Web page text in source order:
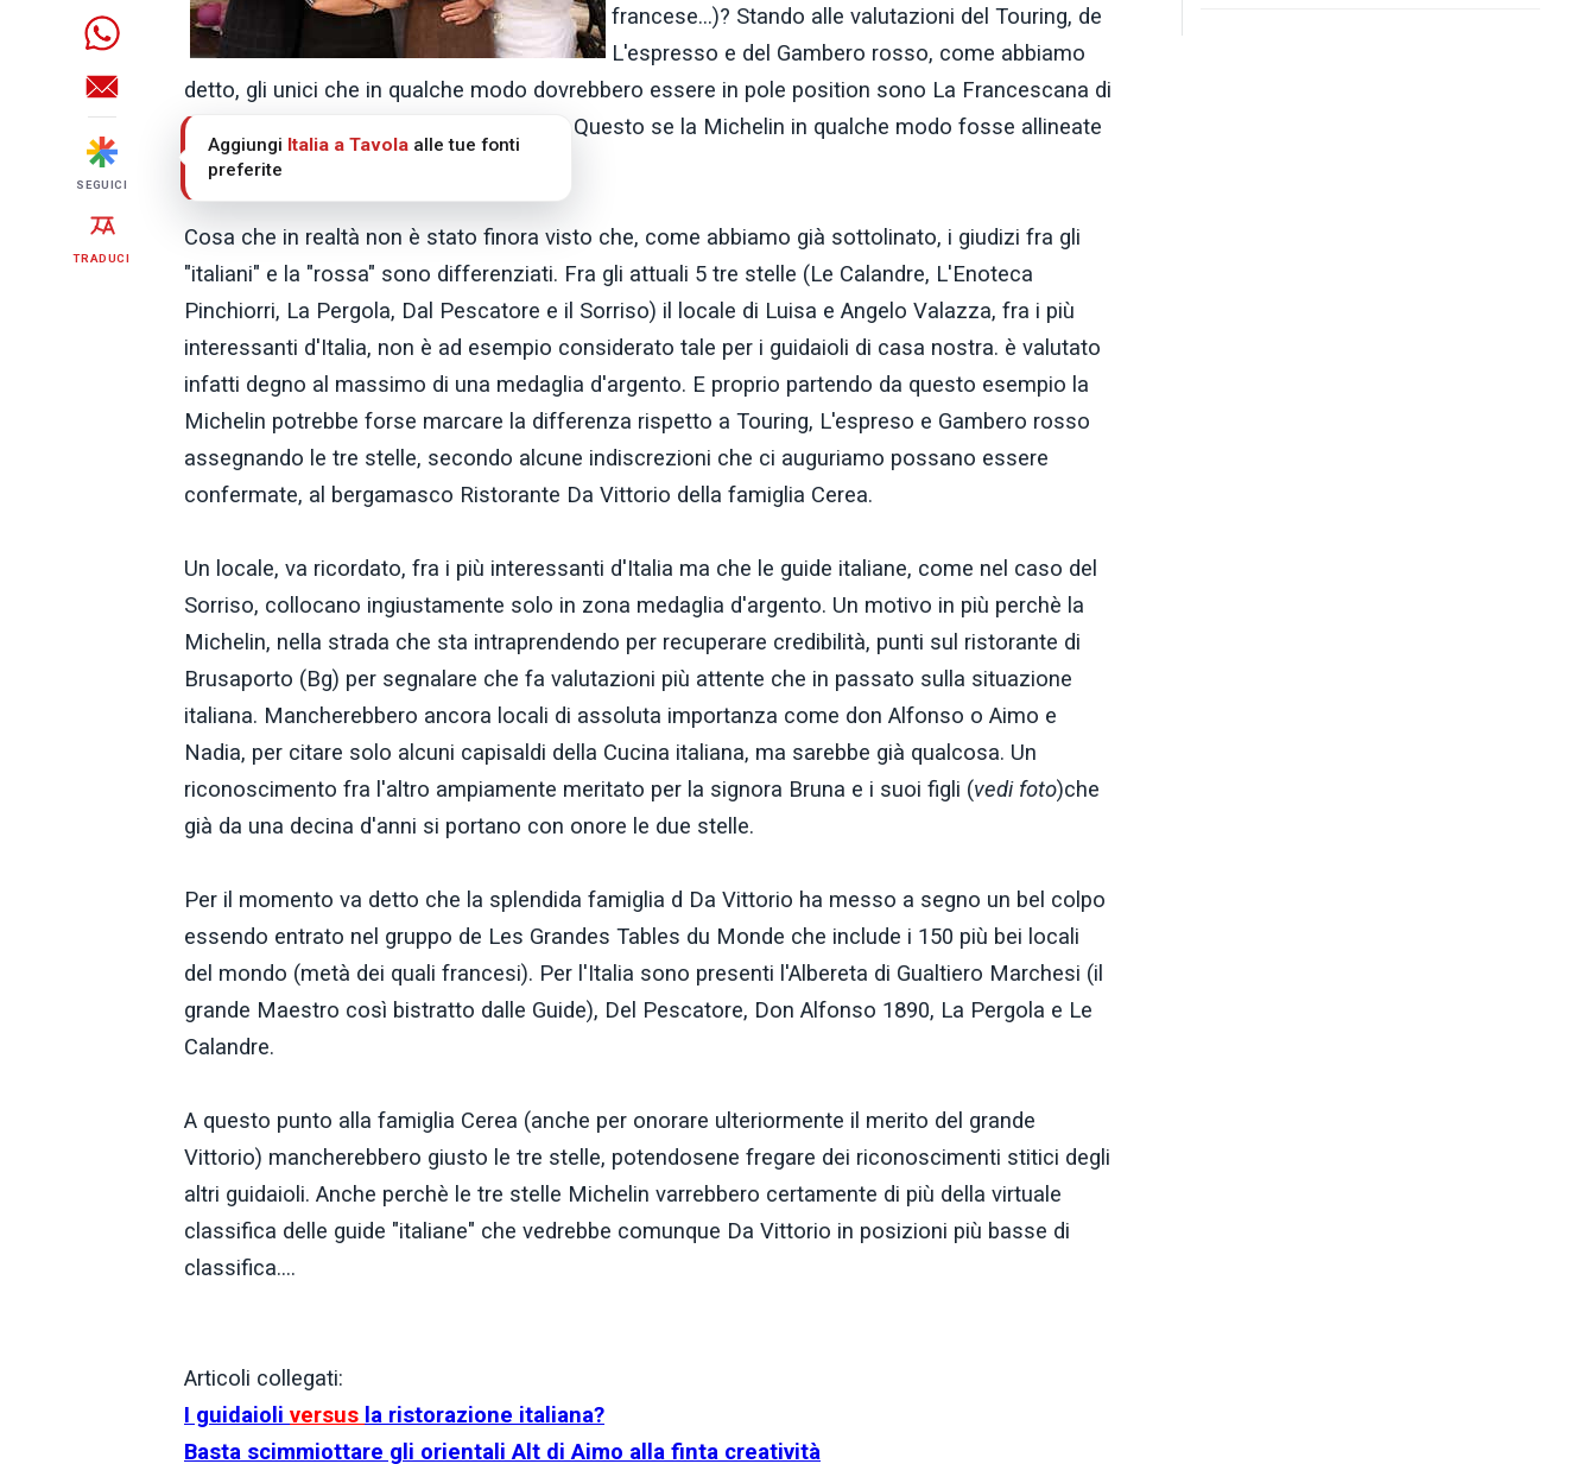
SEGUICI
TRADUCI
francese...)? Stando alle valutazioni del Touring, de
L'espresso e del Gambero rosso, come abbiamo
detto, gli unici che in qualche modo dovrebbero essere in pole position sono La Francescana di
Massimo Bottura e Gianfranco Vissani. Questo se la Michelin in qualche modo fosse allineate
ai guidaioli italiani.
Cosa che in realtà non è stato finora visto che, come abbiamo già sottolinato, i giudizi fra gli
"italiani" e la "rossa" sono differenziati. Fra gli attuali 5 tre stelle (Le Calandre, L'Enoteca
Pinchiorri, La Pergola, Dal Pescatore e il Sorriso) il locale di Luisa e Angelo Valazza, fra i più
interessanti d'Italia, non è ad esempio considerato tale per i guidaioli di casa nostra. è valutato
infatti degno al massimo di una medaglia d'argento. E proprio partendo da questo esempio la
Michelin potrebbe forse marcare la differenza rispetto a Touring, L'espreso e Gambero rosso
assegnando le tre stelle, secondo alcune indiscrezioni che ci auguriamo possano essere
confermate, al bergamasco Ristorante Da Vittorio della famiglia Cerea.
Un locale, va ricordato, fra i più interessanti d'Italia ma che le guide italiane, come nel caso del
Sorriso, collocano ingiustamente solo in zona medaglia d'argento. Un motivo in più perchè la
Michelin, nella strada che sta intraprendendo per recuperare credibilità, punti sul ristorante di
Brusaporto (Bg) per segnalare che fa valutazioni più attente che in passato sulla situazione
italiana. Mancherebbero ancora locali di assoluta importanza come don Alfonso o Aimo e
Nadia, per citare solo alcuni capisaldi della Cucina italiana, ma sarebbe già qualcosa. Un
riconoscimento fra l'altro ampiamente meritato per la signora Bruna e i suoi figli (vedi foto)che
già da una decina d'anni si portano con onore le due stelle.
Per il momento va detto che la splendida famiglia d Da Vittorio ha messo a segno un bel colpo
essendo entrato nel gruppo de Les Grandes Tables du Monde che include i 150 più bei locali
del mondo (metà dei quali francesi). Per l'Italia sono presenti l'Albereta di Gualtiero Marchesi (il
grande Maestro così bistratto dalle Guide), Del Pescatore, Don Alfonso 1890, La Pergola e Le
Calandre.
A questo punto alla famiglia Cerea (anche per onorare ulteriormente il merito del grande
Vittorio) mancherebbero giusto le tre stelle, potendosene fregare dei riconoscimenti stitici degli
altri guidaioli. Anche perchè le tre stelle Michelin varrebbero certamente di più della virtuale
classifica delle guide "italiane" che vedrebbe comunque Da Vittorio in posizioni più basse di
classifica....
Articoli collegati:
I guidaioli versus la ristorazione italiana?
Basta scimmiottare gli orientali Alt di Aimo alla finta creatività
Aggiungi Italia a Tavolaalle tue fonti
preferite